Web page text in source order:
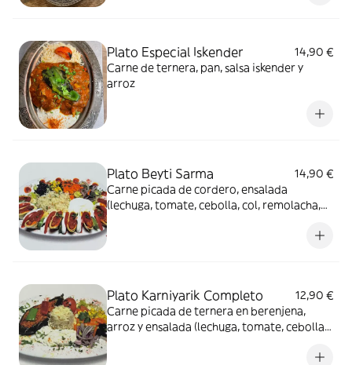
Plato Especial Iskender
14,90 €
Carne de ternera, pan, salsa iskender y
arroz
Plato Beyti Sarma
14,90 €
Carne picada de cordero, ensalada
(lechuga, tomate, cebolla, col, remolacha,
Plato Karniyarik Completo
12,90 €
Carne picada de ternera en berenjena,
arroz y ensalada (lechuga, tomate, cebolla,